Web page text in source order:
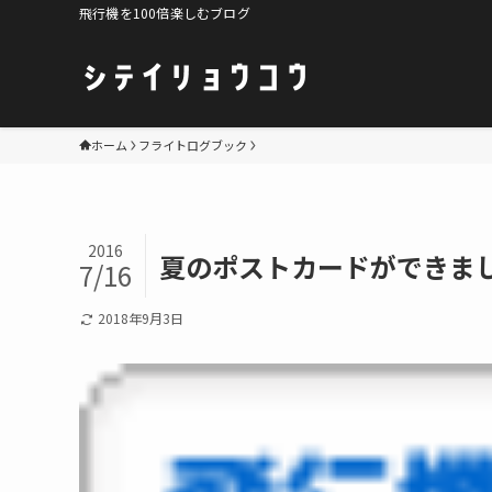
飛行機を100倍楽しむブログ
ホーム フライトログブック
夏のポストカードができま
2016
7/16
2018年9月3日